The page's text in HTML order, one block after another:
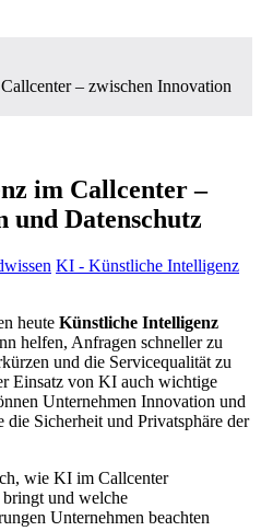
– zwischen Innovation
im Callcenter –
und Datenschutz
KI - Künstliche Intelligenz
heute Künstliche Intelligenz
helfen, Anfragen schneller zu
und die Servicequalität zu
Einsatz von KI auch wichtige
Unternehmen Innovation und
die Sicherheit und Privatsphäre der
wie KI im Callcenter
und welche
Unternehmen beachten